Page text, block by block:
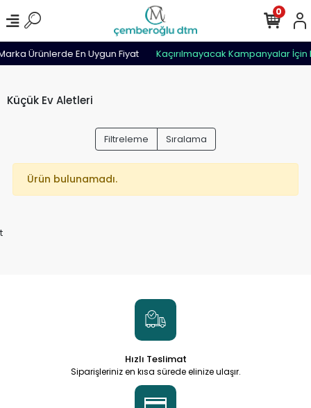
Ürünlerde En Uygun Fiyat Kaçırılmayacak Kampanyalar İçin
0
Küçük Ev Aletleri
Filtreleme Sıralama
Ürün bulunamadı.
t
Hızlı Teslimat
Siparişleriniz en kısa sürede elinize ulaşır.